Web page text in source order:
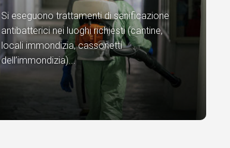
Si eseguono trattamenti di sanificazione
antibatterici nei luoghi richiesti (cantine,
locali immondizia, cassonetti
dell’immondizia)...